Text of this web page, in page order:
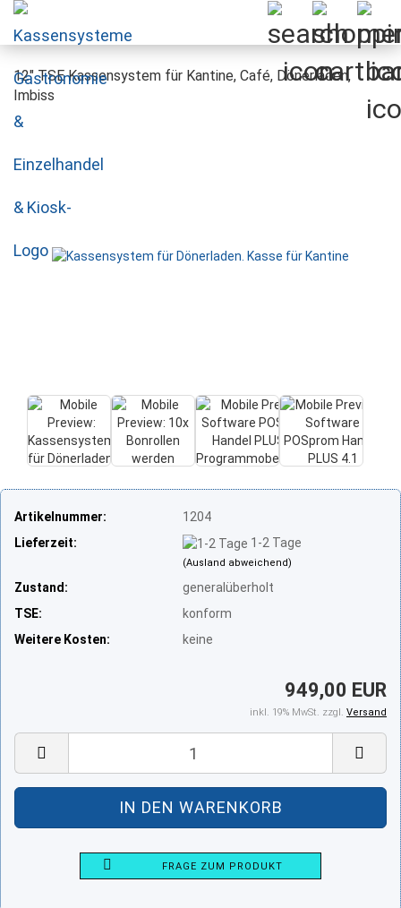
12" TSE Kassensystem für Kantine, Café, Dönerladen,
Imbiss
Artikelnummer:
1204
Lieferzeit:
1-2 Tage
(Ausland abweichend)
Zustand:
generalüberholt
TSE:
konform
Weitere Kosten:
keine
949,00 EUR
inkl. 19% MwSt. zzgl. Versand
FRAGE ZUM PRODUKT